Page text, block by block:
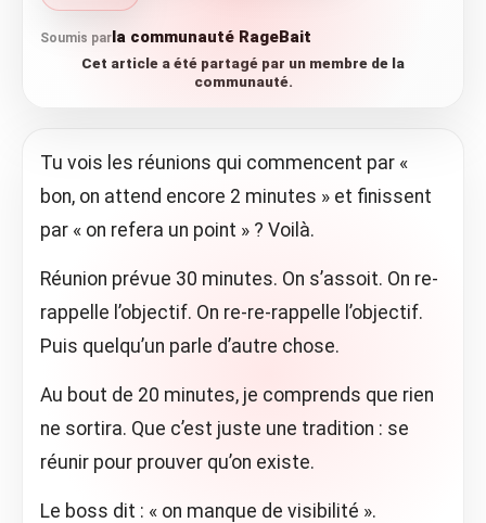
Soumis parla communauté RageBait
Cet article a été partagé par un membre de la
communauté.
Tu vois les réunions qui commencent par «
bon, on attend encore 2 minutes » et finissent
par « on refera un point » ? Voilà.
Réunion prévue 30 minutes. On s’assoit. On re-
rappelle l’objectif. On re-re-rappelle l’objectif.
Puis quelqu’un parle d’autre chose.
Au bout de 20 minutes, je comprends que rien
ne sortira. Que c’est juste une tradition : se
réunir pour prouver qu’on existe.
Le boss dit : « on manque de visibilité ».